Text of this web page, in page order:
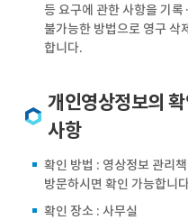
등 요구에 관한 사항을 기
불가능한 방법으로 영구 삭
합니다.
개인영상정보의
사항
확인 방법 : 영상정보 관리
방문하시면 확인 가능합니
확인 장소 : 사무실